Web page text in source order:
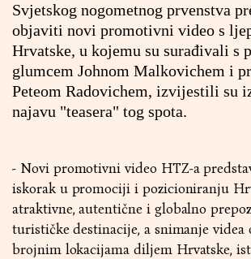
Svjetskog nogometnog prvenstva
objaviti novi promotivni video s
Hrvatske, u kojemu su surađivali s
glumcem Johnom Malkovichem i
Peteom Radovichem, izvijestili su
najavu "teasera" tog spota.
- Novi promotivni video HTZ-a
iskorak u promociji i pozicioniranju
atraktivne, autentične i globalno
turističke destinacije, a snimanje videa
brojnim lokacijama diljem Hrvatske,